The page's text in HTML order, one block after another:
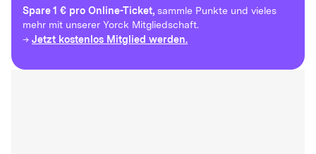
Spare1 € pro Online-Ticket, sammle Punkte und vieles
mehr mit unserer Yorck Mitgliedschaft.
→ Jetzt kostenlos Mitglied werden.